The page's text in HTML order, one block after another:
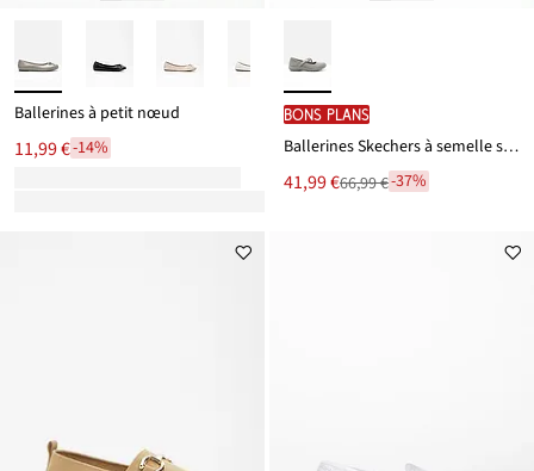
Ballerines à petit nœud
11,99 €-14%
BONS PLANS
Ballerines Skechers à semelle souple
Le
nouveau
41,99 €
Remise66,99 €-37%